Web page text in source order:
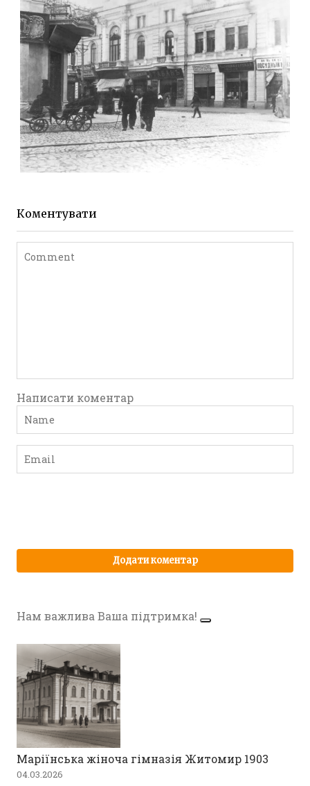
до 1917 року
Leave a comment
ЖИТОМИР МИХАЙЛІВСЬКА 1903 РОКУ
Коментувати
Написати коментар
Нам важлива Ваша підтримка!
Маріїнська жіноча гімназія Житомир 1903
04.03.2026